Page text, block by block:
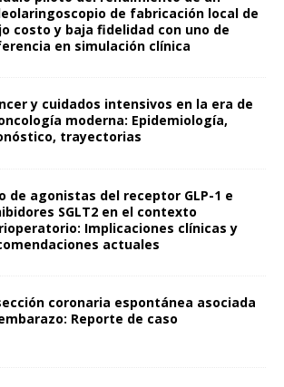
de fabricación local de
costo y baja fidelidad con uno de
en simulación clínica
y cuidados intensivos en la era de
moderna: Epidemiología,
trayectorias
de agonistas del receptor GLP-1 e
SGLT2 en el contexto
Implicaciones clínicas y
actuales
coronaria espontánea asociada
Reporte de caso